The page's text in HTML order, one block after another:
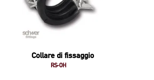
Collare di fissaggio
RS-OH